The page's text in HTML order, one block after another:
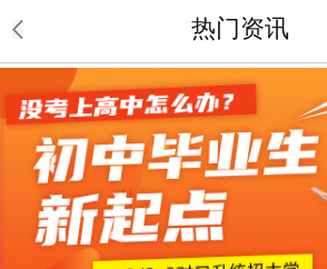
热门资讯